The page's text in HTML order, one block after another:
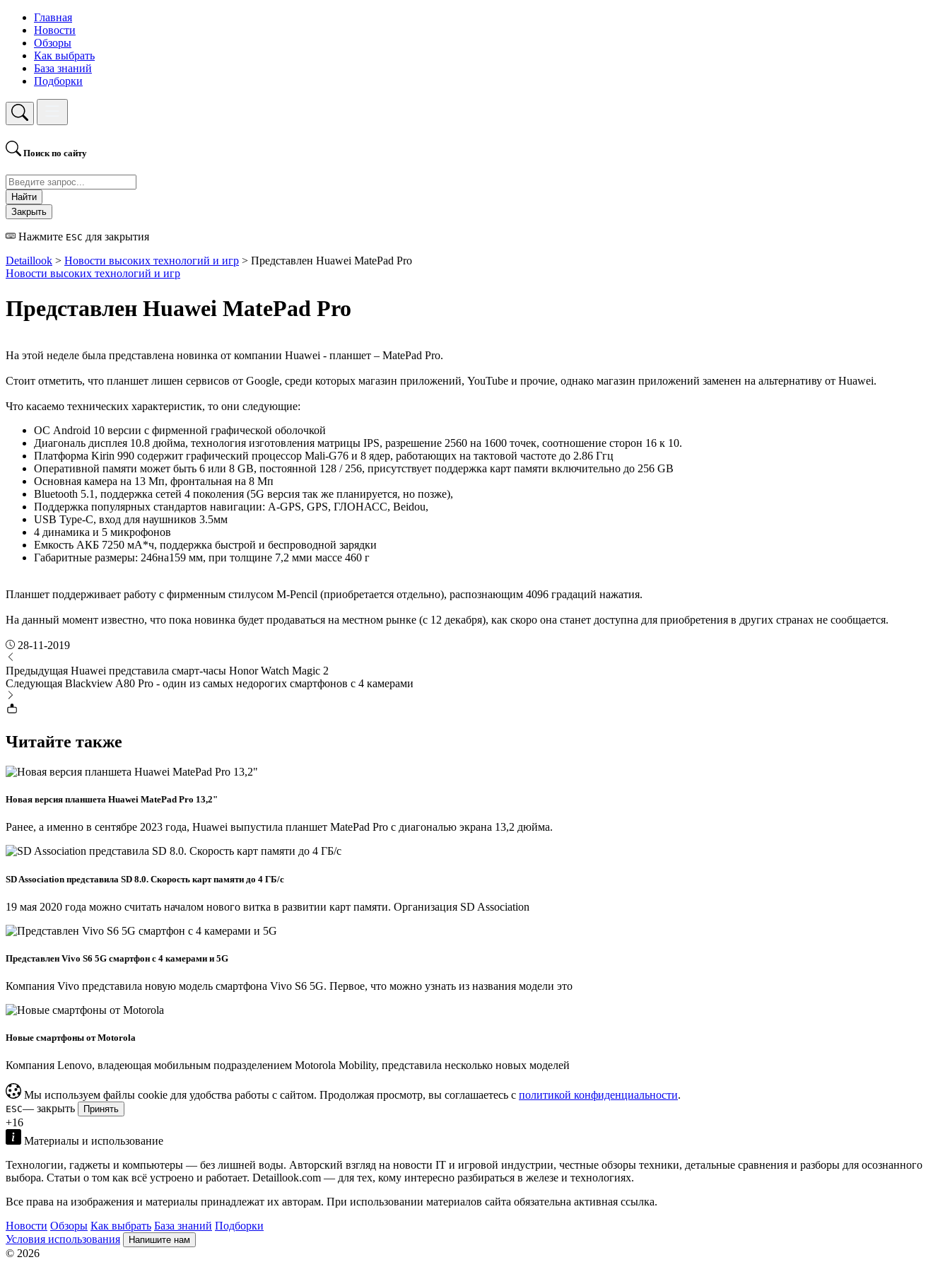
Главная
Новости
Обзоры
Как выбрать
База знаний
Подборки
Поиск по сайту
Найти
Закрыть
Нажмите ESC для закрытия
Detaillook > Новости высоких технологий и игр > Представлен Huawei MatePad Pro
Новости высоких технологий и игр
Представлен Huawei MatePad Pro
На этой неделе была представлена новинка от компании Huawei - планшет – MatePad Pro.
Стоит отметить, что планшет лишен сервисов от Google, среди которых магазин приложений, YouTube и прочие, однако магазин приложений заменен на альтернативу от Huawei.
Что касаемо технических характеристик, то они следующие:
ОС Android 10 версии с фирменной графической оболочкой
Диагональ дисплея 10.8 дюйма, технология изготовления матрицы IPS, разрешение 2560 на 1600 точек, соотношение сторон 16 к 10.
Платформа Kirin 990 содержит графический процессор Mali-G76 и 8 ядер, работающих на тактовой частоте до 2.86 Ггц
Оперативной памяти может быть 6 или 8 GB, постоянной 128 /256, присутствует поддержка карт памяти включительно до 256 GB
Основная камера на 13 Мп, фронтальная на 8 Мп
Bluetooth 5.1, поддержка сетей 4 поколения (5G версия так же планируется, но позже),
Поддержка популярных стандартов навигации: A-GPS, GPS, ГЛОНАСС, Beidou,
USB Type-C, вход для наушников 3.5мм
4 динамика и 5 микрофонов
Емкость АКБ 7250 мА*ч, поддержка быстрой и беспроводной зарядки
Габаритные размеры: 246на159 мм, при толщине 7,2 мми массе 460 г
Планшет поддерживает работу с фирменным стилусом M-Pencil (приобретается отдельно), распознающим 4096 градаций нажатия.
На данный момент известно, что пока новинка будет продаваться на местном рынке (с 12 декабря), как скоро она станет доступна для приобретения в других странах не сообщается.
28-11-2019
Предыдущая Huawei представила смарт-часы Honor Watch Magic 2
Следующая Blackview A80 Pro - один из самых недорогих смартфонов с 4 камерами
Читайте также
Новая версия планшета Huawei MatePad Pro 13,2"
Ранее, а именно в сентябре 2023 года, Huawei выпустила планшет MatePad Pro с диагональю экрана 13,2 дюйма.
SD Association представила SD 8.0. Скорость карт памяти до 4 ГБ/c
19 мая 2020 года можно считать началом нового витка в развитии карт памяти. Организация SD Association
Представлен Vivo S6 5G смартфон с 4 камерами и 5G
Компания Vivo представила новую модель смартфона Vivo S6 5G. Первое, что можно узнать из названия модели это
Новые смартфоны от Motorola
Компания Lenovo, владеющая мобильным подразделением Motorola Mobility, представила несколько новых моделей
Мы используем файлы cookie для удобства работы с сайтом. Продолжая просмотр, вы соглашаетесь с политикой конфиденциальности.
ESC— закрыть Принять
+16
Материалы и использование
Технологии, гаджеты и компьютеры — без лишней воды. Авторский взгляд на новости IT и игровой индустрии, честные обзоры техники, детальные сравнения и разборы для осознанного
выбора. Статьи о том как всё устроено и работает. Detaillook.com — для тех, кому интересно разбираться в железе и технологиях.
Все права на изображения и материалы принадлежат их авторам. При использовании материалов сайта обязательна активная ссылка.
Новости Обзоры Как выбрать База знаний Подборки
Условия использования
Напишите нам
© 2026